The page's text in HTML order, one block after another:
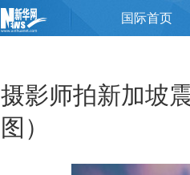
国际首页
摄影师拍新加坡
图）